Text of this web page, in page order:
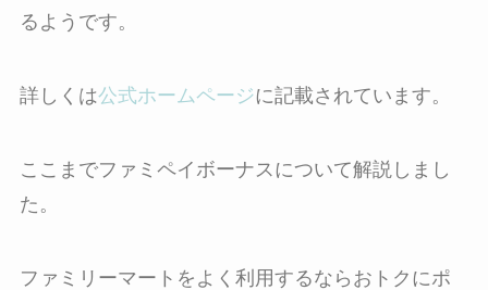
るようです。
詳しくは公式ホームページに記載されています。
ここまでファミペイボーナスについて解説しまし
た。
ファミリーマートをよく利用するならおトクにポ